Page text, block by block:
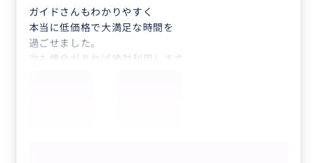
ガイドさんもわかりやすく
本当に低価格で大満足な時間を
過ごせました。
次も機会があれば絶対利用します。